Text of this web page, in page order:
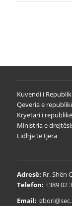
Kuvendi i
Qeveria e
Kryetari i
Ministria e
Lidhje të tjera
Adresë: Rr. Shën
Telefon: +389 02
Email: